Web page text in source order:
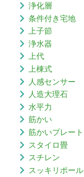
浄化層
条件付き宅地
上子節
浄水器
上代
上棟式
人感センサー
人造大理石
水平力
筋かい
筋かいプレート
スタイロ畳
スチレン
スッキリポール